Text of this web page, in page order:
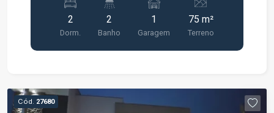
busca praticidade e qualidade de vida. Conheça
mais: - 2 Dormitórios - 1 Banheiro - 1 Lavabo - 1
vaga de garagem fixa - 64m² ?Aqui, os fins de
semana ganham um novo significado com uma
amigos. - Quadra esportiva e playground para a
energia das crianças. ?- Espaço pet ?Agende sua
2
Dorm.
2
Banho
1
Garagem
75 m²
Terreno
Cód. 27680